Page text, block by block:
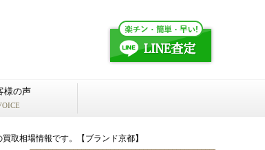
様の声
取相場情報です。【ブランド京都】